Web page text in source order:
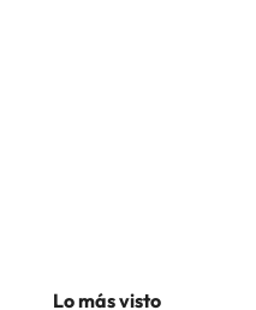
Lo más visto